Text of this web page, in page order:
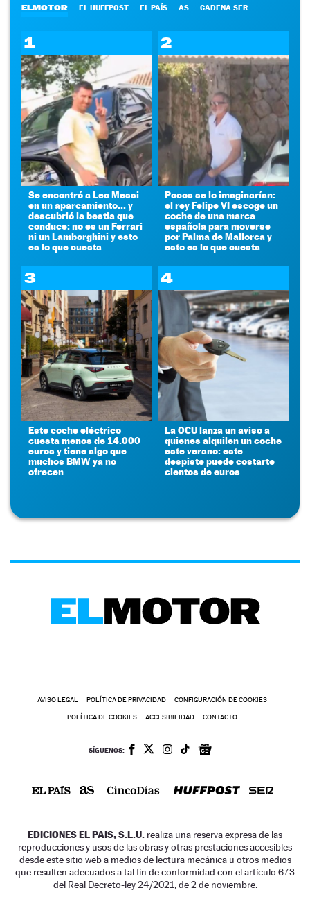
ELMOTOR EL HUFFPOST EL PAÍS AS CADENA SER
1
Se encontró a Leo Messi
en un aparcamiento... y
descubrió la bestia que
conduce: no es un Ferrari
ni un Lamborghini y esto
es lo que cuesta
2
Pocos se lo imaginarían:
el rey Felipe VI escoge un
coche de una marca
española para moverse
por Palma de Mallorca y
esto es lo que cuesta
3
Este coche eléctrico
cuesta menos de 14.000
euros y tiene algo que
muchos BMW ya no
ofrecen
4
La OCU lanza un aviso a
quienes alquilen un coche
este verano: este
despiste puede costarte
cientos de euros
AVISO LEGAL POLÍTICA DE PRIVACIDAD CONFIGURACIÓN DE COOKIES
POLÍTICA DE COOKIES ACCESIBILIDAD CONTACTO
SÍGUENOS:
EDICIONES EL PAIS, S.L.U. realiza una reserva expresa de las
reproducciones y usos de las obras y otras prestaciones accesibles
desde este sitio web a medios de lectura mecánica u otros medios
que resulten adecuados a tal fin de conformidad con el artículo 67.3
del Real Decreto-ley 24/2021, de 2 de noviembre.